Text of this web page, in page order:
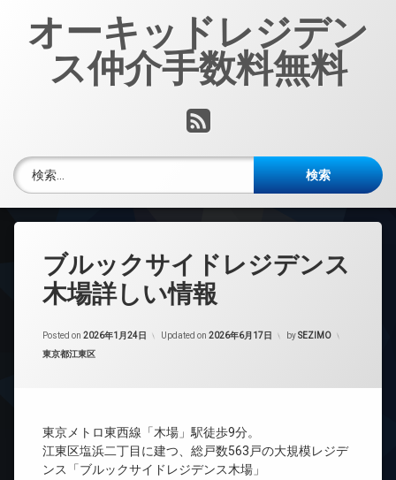
オーキッドレジデン
ス仲介手数料無料
RSS
検索:
ブルックサイドレジデンス
木場詳しい情報
Posted on 2026年1月24日 Updated on 2026年6月17日 bySEZIMO
カテゴリー:
東京都江東区
東京メトロ東西線「木場」駅徒歩9分。
江東区塩浜二丁目に建つ、総戸数563戸の大規模レジデ
ンス「ブルックサイドレジデンス木場」